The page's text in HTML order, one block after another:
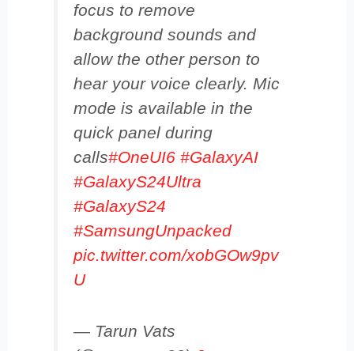
focus to remove
background sounds and
allow the other person to
hear your voice clearly. Mic
mode is available in the
quick panel during
calls#OneUI6 #GalaxyAI
#GalaxyS24Ultra
#GalaxyS24
#SamsungUnpacked
pic.twitter.com/xobGOw9pv
U
— Tarun Vats